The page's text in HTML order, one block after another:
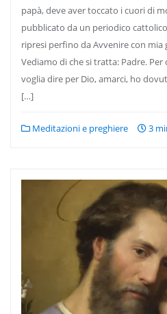
papà, deve aver toccato i cuori di
pubblicato da un periodico
ripresi perfino da Avvenire con mia
Vediamo di che si tratta: Padre. Per
voglia dire per Dio, amarci, ho
[…]
Meditazioni e preghiere 3